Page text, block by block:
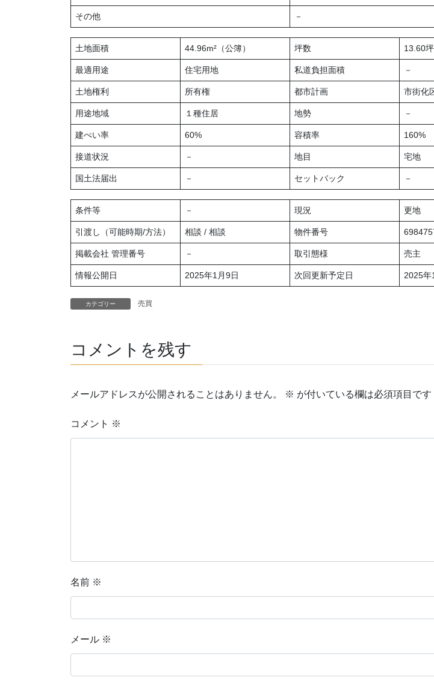
その他 －
土地面積 44.96m²（公簿） 坪数 13.60坪
最適用途 住宅用地 私道負担面積 －
土地権利 所有権 都市計画 市街化
用途地域 １種住居 地勢 －
建ぺい率 60% 容積率 160%
接道状況 － 地目 宅地
国土法届出 － セットバック －
条件等 － 現況 更地
引渡し（可能時期/方法） 相談 / 相談 物件番号
掲載会社 管理番号 － 取引態様 売主
情報公開日 2025年1月9日 次回更新予定日 2025年
カテゴリー 売買
コメントを残す
メールアドレスが公開されることはありません。 ※ が付いている欄は必須項目です
コメント ※
名前 ※
メール ※